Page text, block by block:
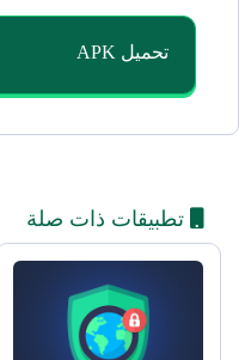
تحميل APK
تطبيقات ذات صلة